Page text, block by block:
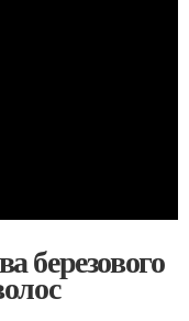
березового